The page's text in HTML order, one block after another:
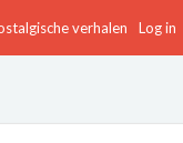
verhalen Log in